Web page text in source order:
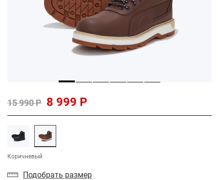
15 990 Р 8 999 Р
Коричневый
Подобрать размер